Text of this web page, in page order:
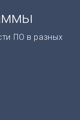
ПО в разных